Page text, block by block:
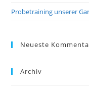
Probetraining unserer
Neueste
Archiv